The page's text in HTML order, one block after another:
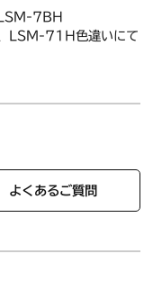
7BH
71H色違いにて
よくあるご質問